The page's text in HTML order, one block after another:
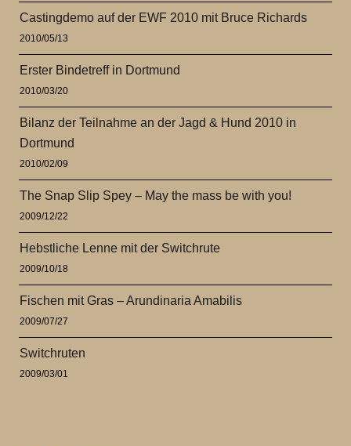
Castingdemo auf der EWF 2010 mit Bruce Richards
2010/05/13
Erster Bindetreff in Dortmund
2010/03/20
Bilanz der Teilnahme an der Jagd & Hund 2010 in
Dortmund
2010/02/09
The Snap Slip Spey – May the mass be with you!
2009/12/22
Hebstliche Lenne mit der Switchrute
2009/10/18
Fischen mit Gras – Arundinaria Amabilis
2009/07/27
Switchruten
2009/03/01